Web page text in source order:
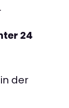
24
in der